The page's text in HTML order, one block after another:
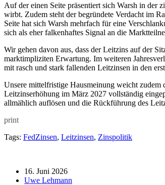
Auf der einen Seite präsentiert sich Warsh in der
wirbt. Zudem steht der begründete Verdacht im
Seite hat sich Warsh mehrfach für eine
sich als eher falkenhaftes Signal an die
Wir gehen davon aus, dass der Leitzins auf der
marktimpliziten Erwartung. Im weiteren
mit rasch und stark fallenden Leitzinsen in den
Unsere mittelfristige Hausmeinung weicht
Leitzinserhöhung im März 2027 vollständig
allmählich auflösen und die Rückführung des
print
Tags: FedZinsen, Leitzinsen, Zinspolitik
16. Juni 2026
Uwe Lehmann